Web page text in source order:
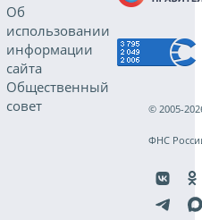
Об
использовании
информации
сайта
Общественный
совет
© 2005-
ФНС